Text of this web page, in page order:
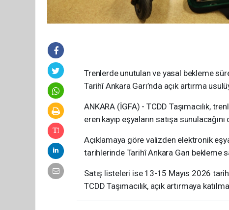
Trenlerde unutulan ve yasal bekleme
Tarihî Ankara Garı’nda açık artırma
ANKARA (İGFA) - TCDD Taşımacılık,
eren kayıp eşyaların satışa sunulacağını
Açıklamaya göre valizden elektronik
tarihlerinde Tarihî Ankara Garı bekleme
Satış listeleri ise 13-15 Mayıs 2026
TCDD Taşımacılık, açık artırmaya